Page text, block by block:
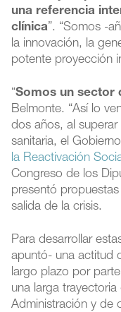
una referencia
clínica”. “Somos -
la innovación, la
potente proyección
“Somos un sector
Belmonte. “Así lo
dos años, al
sanitaria, el Gobierno
la Reactivación
Congreso de los
presentó
salida de la crisis.
Para desarrollar
apuntó- una actitud
largo plazo por
una larga
Administración y de